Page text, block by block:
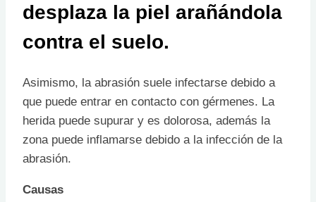
desplaza la piel arañándola
contra el suelo.
Asimismo, la abrasión suele infectarse debido a
que puede entrar en contacto con gérmenes. La
herida puede supurar y es dolorosa, además la
zona puede inflamarse debido a la infección de la
abrasión.
Causas